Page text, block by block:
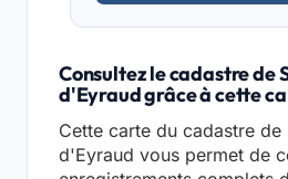
Consultez le cadastre de
d'Eyraud grâce à cette
Cette carte du cadastre de
d'Eyraud vous permet de